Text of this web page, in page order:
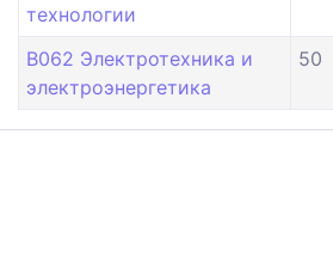
технологии
B062 Электротехника и
электроэнергетика
50